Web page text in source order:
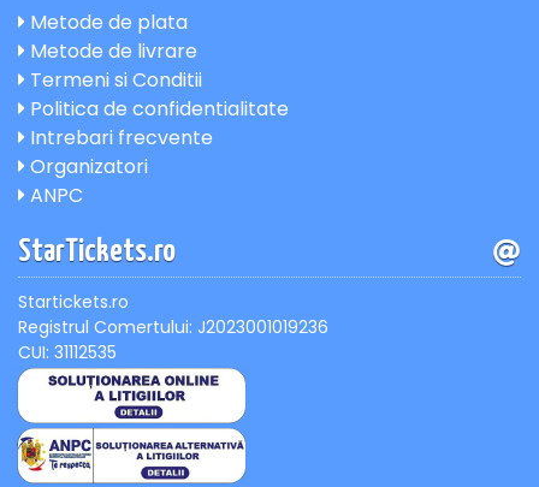
Metode de plata
Metode de livrare
Termeni si Conditii
Politica de confidentialitate
Intrebari frecvente
Organizatori
ANPC
StarTickets.ro
Startickets.ro
Registrul Comertului: J2023001019236
CUI: 31112535